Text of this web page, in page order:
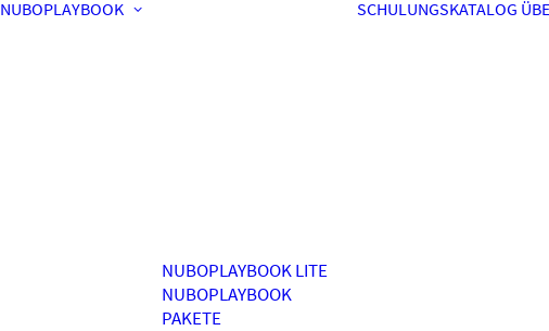
NUBOPLAYBOOK
NUBOPLAYBOOK LITE
NUBOPLAYBOOK
PAKETE
SCHULUNGSKATALOG